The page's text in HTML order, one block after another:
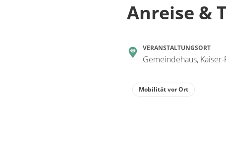
Anreise &
VERANSTALTUNGSORT
Gemeindehaus,
Mobilität vor Ort